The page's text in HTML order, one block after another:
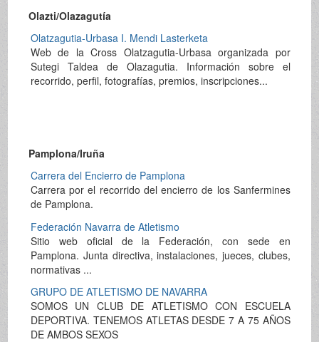
Olazti/Olazagutía
Olatzagutia-Urbasa I. Mendi Lasterketa
Web de la Cross Olatzagutia-Urbasa organizada por
Sutegi Taldea de Olazagutia. Información sobre el
recorrido, perfil, fotografías, premios, inscripciones...
Pamplona/Iruña
Carrera del Encierro de Pamplona
Carrera por el recorrido del encierro de los Sanfermines
de Pamplona.
Federación Navarra de Atletismo
Sitio web oficial de la Federación, con sede en
Pamplona. Junta directiva, instalaciones, jueces, clubes,
normativas ...
GRUPO DE ATLETISMO DE NAVARRA
SOMOS UN CLUB DE ATLETISMO CON ESCUELA
DEPORTIVA. TENEMOS ATLETAS DESDE 7 A 75 AÑOS
DE AMBOS SEXOS